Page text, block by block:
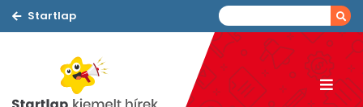
Startlap